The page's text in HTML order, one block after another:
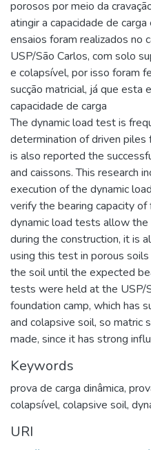
porosos por meio da
atingir a capacidade de
ensaios foram realizados no
USP/São Carlos, com solo
e colapsível, por isso foram
sucção matricial, já que esta
capacidade de carga
The dynamic load test is
determination of driven piles
is also reported the
and caissons. This research
execution of the dynamic
verify the bearing capacity
dynamic load tests allow
during the construction, it is
using this test in porous
the soil until the expected
tests were held at the USP/
foundation camp, which has
and colapsive soil, so matric
made, since it has strong
Keywords
prova de carga dinâmica,
colapsível, colapsive soil,
URI